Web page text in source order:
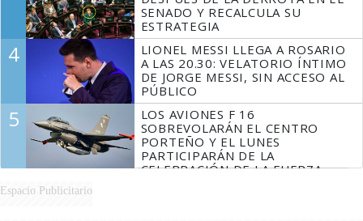
SENADO Y RECALCULA SU
ESTRATEGIA
4
LIONEL MESSI LLEGA A ROSARIO
A LAS 20.30: VELATORIO ÍNTIMO
DE JORGE MESSI, SIN ACCESO AL
PÚBLICO
5
LOS AVIONES F 16
SOBREVOLARÁN EL CENTRO
PORTEÑO Y EL LUNES
PARTICIPARÁN DE LA
CELEBRACIÓN DE LA FUERZA
Espacio Publicitario